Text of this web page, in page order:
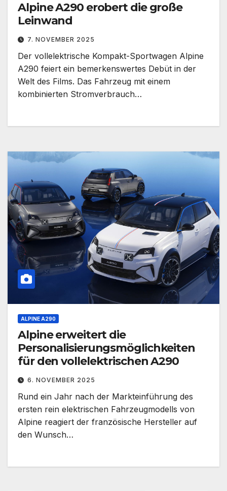
Alpine A290 erobert die große
Leinwand
7. NOVEMBER 2025
Der vollelektrische Kompakt-Sportwagen Alpine
A290 feiert ein bemerkenswertes Debüt in der
Welt des Films. Das Fahrzeug mit einem
kombinierten Stromverbrauch…
ALPINE A290
Alpine erweitert die
Personalisierungsmöglichkeiten
für den vollelektrischen A290
6. NOVEMBER 2025
Rund ein Jahr nach der Markteinführung des
ersten rein elektrischen Fahrzeugmodells von
Alpine reagiert der französische Hersteller auf
den Wunsch…